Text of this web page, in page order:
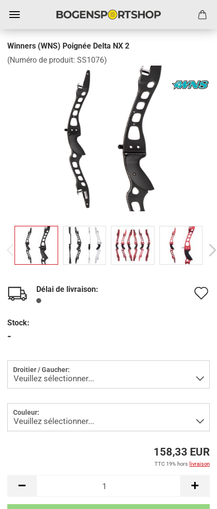
Winners (WNS) Poignée Delta NX 2
(Numéro de produit: SS1076)
Délai de livraison:
Stock:
-
Droitier / Gaucher:
Couleur:
158,33 EUR
TTC 19% hors livraison